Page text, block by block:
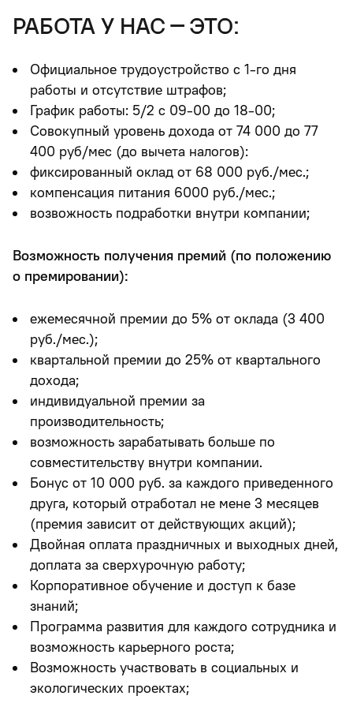
работа у нас – это:
Официальное трудоустройство с 1-го дня
работы и отсутствие штрафов;
График работы: 5/2 с 09-00 до 18-00;
Совокупный уровень дохода от 74 000 до 77
400 руб/мес (до вычета налогов):
фиксированный оклад от 68 000 руб./мес.;
компенсация питания 6000 руб./мес.;
возвожность подработки внутри компании;
Возможность получения премий (по положению
о премировании):
ежемесячной премии до 5% от оклада (3 400
руб./мес.);
квартальной премии до 25% от квартального
дохода;
индивидуальной премии за
производительность;
возможность зарабатывать больше по
совместительству внутри компании.
Бонус от 10 000 руб. за каждого приведенного
друга, который отработал не мене 3 месяцев
(премия зависит от действующих акций);
Двойная оплата праздничных и выходных дней,
доплата за сверхурочную работу;
Корпоративное обучение и доступ к базе
знаний;
Программа развития для каждого сотрудника и
возможность карьерного роста;
Возможность участвовать в социальных и
экологических проектах;